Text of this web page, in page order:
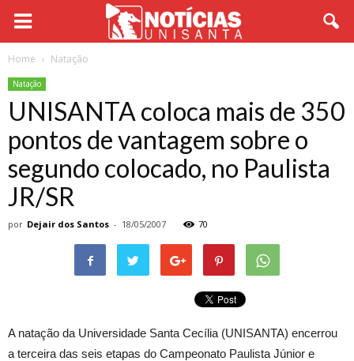
Home Natação
Natação
UNISANTA coloca mais de 350
pontos de vantagem sobre o
segundo colocado, no Paulista
JR/SR
por Dejair dos Santos - 18/05/2007 70
A natação da Universidade Santa Cecília (UNISANTA) encerrou
a terceira das seis etapas do Campeonato Paulista Júnior e